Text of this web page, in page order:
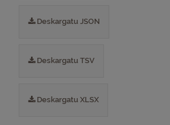
Deskargatu JSON
Deskargatu TSV
Deskargatu XLSX